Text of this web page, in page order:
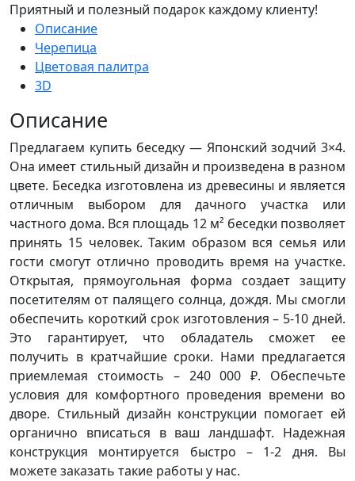
Приятный и полезный подарок каждому клиенту!
Описание
Черепица
Цветовая палитра
3D
Описание
Предлагаем купить беседку — Японский зодчий 3×4.
Она имеет стильный дизайн и произведена в разном
цвете. Беседка изготовлена из древесины и является
отличным выбором для дачного участка или
частного дома. Вся площадь 12 м² беседки позволяет
принять 15 человек. Таким образом вся семья или
гости смогут отлично проводить время на участке.
Открытая, прямоугольная форма создает защиту
посетителям от палящего солнца, дождя. Мы смогли
обеспечить короткий срок изготовления – 5-10 дней.
Это гарантирует, что обладатель сможет ее
получить в кратчайшие сроки. Нами предлагается
приемлемая стоимость – 240 000 ₽. Обеспечьте
условия для комфортного проведения времени во
дворе. Стильный дизайн конструкции помогает ей
органично вписаться в ваш ландшафт. Надежная
конструкция монтируется быстро – 1-2 дня. Вы
можете заказать такие работы у нас.